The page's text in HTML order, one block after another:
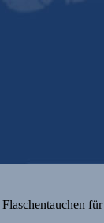
Flaschentauchen